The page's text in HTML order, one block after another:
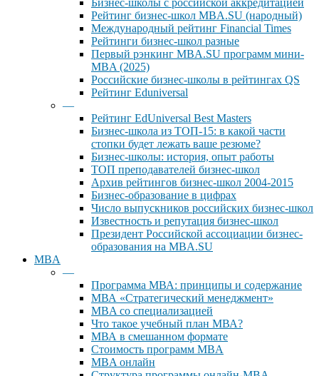
Бизнес-школы с российской аккредитацией
Рейтинг бизнес-школ MBA.SU (народный)
Международный рейтинг Financial Times
Рейтинги бизнес-школ разные
Первый рэнкинг MBA.SU программ мини-
MBA (2025)
Российские бизнес-школы в рейтингах QS
Рейтинг Eduniversal
—
Рейтинг EdUniversal Best Masters
Бизнес-школа из ТОП-15: в какой части
стопки будет лежать ваше резюме?
Бизнес-школы: история, опыт работы
ТОП преподавателей бизнес-школ
Архив рейтингов бизнес-школ 2004-2015
Бизнес-образование в цифрах
Число выпускников российских бизнес-школ
Известность и репутация бизнес-школ
Президент Российской ассоциации бизнес-
образования на MBA.SU
MBA
—
Программа МВА: принципы и содержание
МВА «Cтратегический менеджмент»
MBA со специализацией
Что такое учебный план МВА?
МВА в смешанном формате
Стоимость программ MBA
MBA онлайн